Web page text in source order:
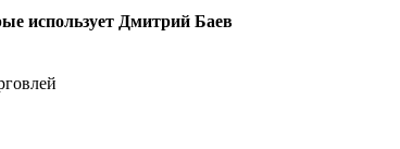
использует Дмитрий Баев